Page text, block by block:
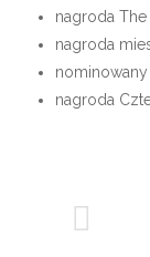
nagroda
nagroda
nagroda